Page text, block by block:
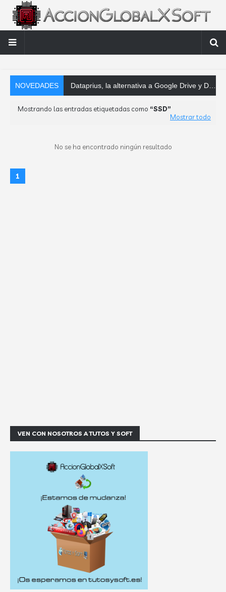
NOVEDADES Dataprius, la alternativa a Google Drive y Dropbox que las empresas deberí
Mostrando las entradas etiquetadas como
SSD
Mostrar todo
No se ha encontrado ningún resultado
1
VEN CON NOSOTROS A TUTOS Y SOFT